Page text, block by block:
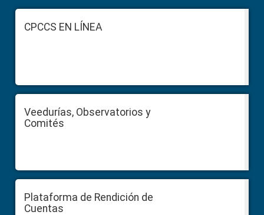
FooterCPCCS EN LÍNEA
Veedurías, Observatorios y
Comités
Plataforma de Rendición de
Cuentas